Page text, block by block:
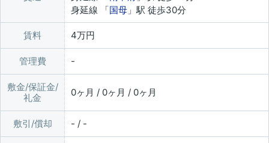
身延線 「国母 」駅 徒歩30分
賃料 4万円
管理費
敷金/保証金/
礼金
0ヶ月 / 0ヶ月 / 0ヶ月
敷引/償却 - / -